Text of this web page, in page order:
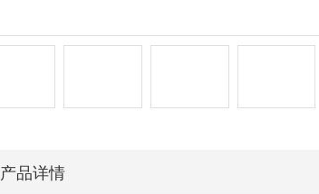
产品详情